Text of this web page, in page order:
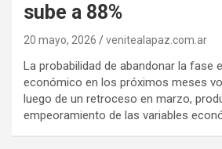
sube a 88%
20 mayo, 2026 venitealapaz.com.ar
La probabilidad de abandonar la fase
económico en los próximos meses
luego de un retroceso en marzo,
empeoramiento de las variables